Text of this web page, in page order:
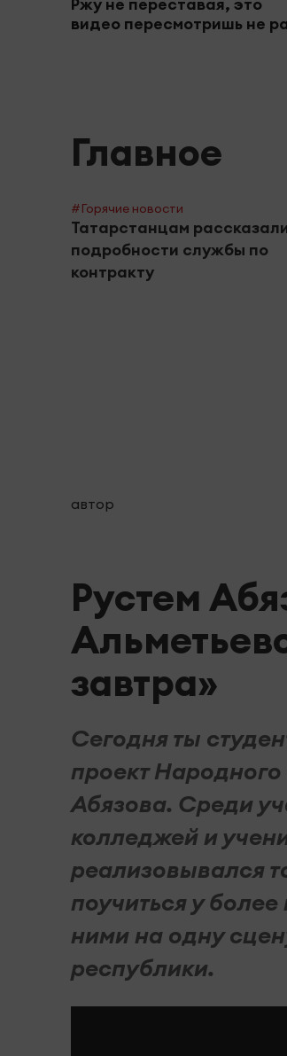
Ржу не переставая, это
видео пересмотришь не
Главное
#Горячие новости
Татарстанцам
подробности службы по
контракту
автор
Рустем
завтра»
Сегодня ты
проект Народного
Абязова. Среди
колледжей и
реализовывался
поучиться у
ними на одну
республики.